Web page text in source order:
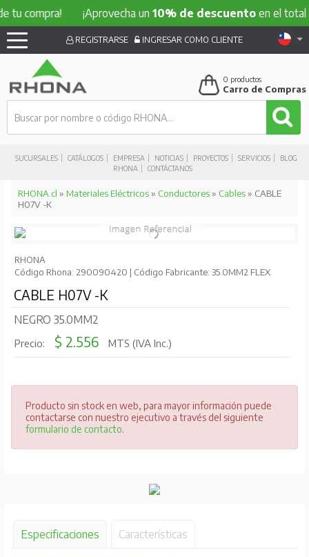
¡Aprovecha un10% de descuentoen el total de tu
SUCURSALES CATÁLOGOS EMPRESA NOTICIAS PROYECTOS SERVICIOS
BLOG
RHONA
CONTÁCTANOS
REGISTRARSE INGRESAR COMO CLIENTE
0 productos
Carro de Compras
RHONA.cl » Materiales Eléctricos» Conductores» Cables» CABLE
H07V -K
RHONA
Código Rhona: 290090420 | Código Fabricante: 35.0MM2 FLEX.
CABLE H07V -K
NEGRO 35.0MM2
Precio: $ 2.556 MTS (IVA Inc.)
Producto sin stock en web, para mayor información puede
contactarse con nuestro ejecutivo a través del siguiente
formulario de contacto.
Especificaciones Características